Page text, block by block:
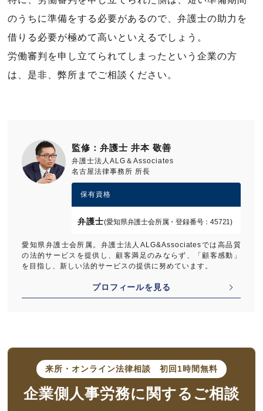
のうちに準備をする必要があるので、弁護士の助力を
借りる必要が極めて高いといえるでしょう。
労働審判を申し立てられてしまったという企業の方
は、是非、弊所までご相談ください。
監修：弁護士 井本 敬善
弁護士法人ALG＆Associates
名古屋法律事務所 所長
保有資格
弁護士(愛知県弁護士会所属・登録番号：45721)
愛知県弁護士会所属。弁護士法人ALG&Associatesでは高品質
の法的サービスを提供し、顧客満足のみならず、「顧客感動」
を目指し、新しい法的サービスの提供に努めています。
プロフィールを見る
来所・オンライン法律相談 初回1時間無料
企業側人事労務に 関するご相談